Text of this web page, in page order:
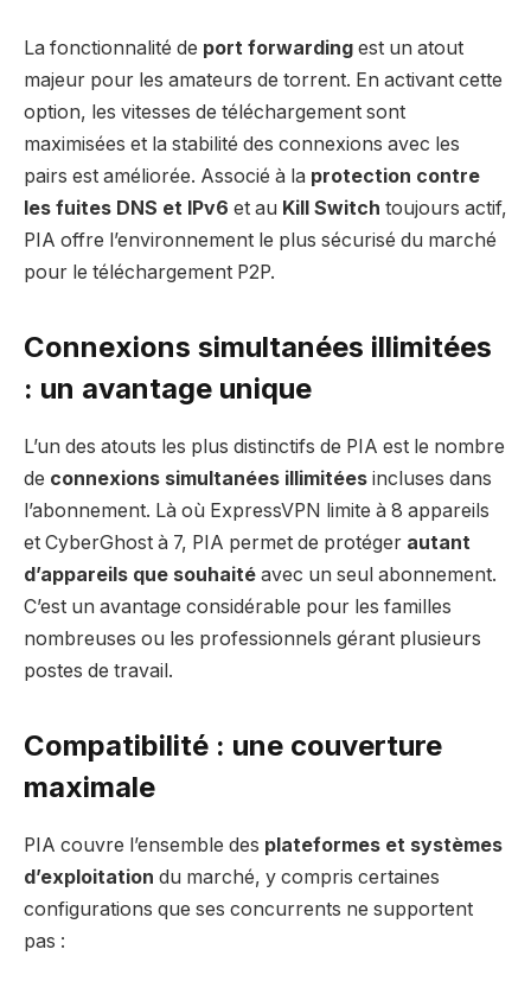
La fonctionnalité de port forwarding est un atout
majeur pour les amateurs de torrent. En activant cette
option, les vitesses de téléchargement sont
maximisées et la stabilité des connexions avec les
pairs est améliorée. Associé à la protection contre
les fuites DNS et IPv6 et au Kill Switch toujours actif,
PIA offre l’environnement le plus sécurisé du marché
pour le téléchargement P2P.
Connexions simultanées illimitées
: un avantage unique
L’un des atouts les plus distinctifs de PIA est le nombre
de connexions simultanées illimitées incluses dans
l’abonnement. Là où ExpressVPN limite à 8 appareils
et CyberGhost à 7, PIA permet de protéger autant
d’appareils que souhaité avec un seul abonnement.
C’est un avantage considérable pour les familles
nombreuses ou les professionnels gérant plusieurs
postes de travail.
Compatibilité : une couverture
maximale
PIA couvre l’ensemble des plateformes et systèmes
d’exploitation du marché, y compris certaines
configurations que ses concurrents ne supportent
pas :